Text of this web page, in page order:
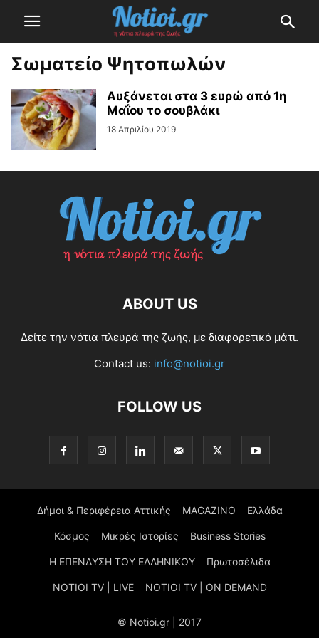
Σωματείο Ψητοπωλών
Αυξάνεται στα 3 ευρώ από 1η
Μαΐου το σουβλάκι
18 Απριλίου 2019
ABOUT US
Δείτε την νότια πλευρά της ζωής, με διαφορετικό μάτι.
Contact us: info@notioi.gr
FOLLOW US
Δήμοι & Περιφέρεια Αττικής MAGAZINO Ελλάδα
Κόσμος Μικρές Ιστορίες Business Stories
Η ΕΠΕΝΔΥΣΗ ΤΟΥ ΕΛΛΗΝΙΚΟΥ Πρωτοσέλιδα
NOTIOI TV | LIVE NOTIOI TV | ON DEMAND
© Notioi.gr | 2017